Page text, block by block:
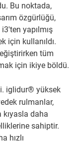
Bu noktada,
özgürlüğü,
yapılmış
için kullanıldı.
tüm
için ikiye böldü.
iglidur® yüksek
rulmanlar,
daha
sahiptir.
hızlı